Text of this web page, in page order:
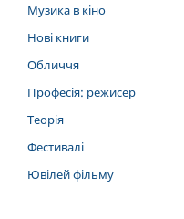
Музика в кіно
Нові книги
Обличчя
Професія: режисер
Теорія
Фестивалі
Ювілей фільму